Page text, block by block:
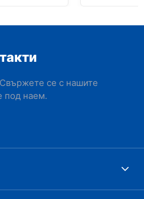
се с нашите
под наем.